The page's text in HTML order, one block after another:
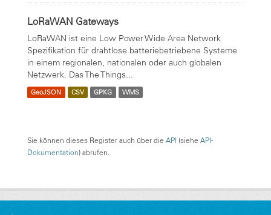
LoRaWAN Gateways
LoRaWAN ist eine Low Power Wide Area Network
Spezifikation für drahtlose batteriebetriebene Systeme
in einem regionalen, nationalen oder auch globalen
Netzwerk. Das The Things...
GeoJSON CSV GPKG WMS
Sie können dieses Register auch über die API (siehe API-
Dokumentation) abrufen.